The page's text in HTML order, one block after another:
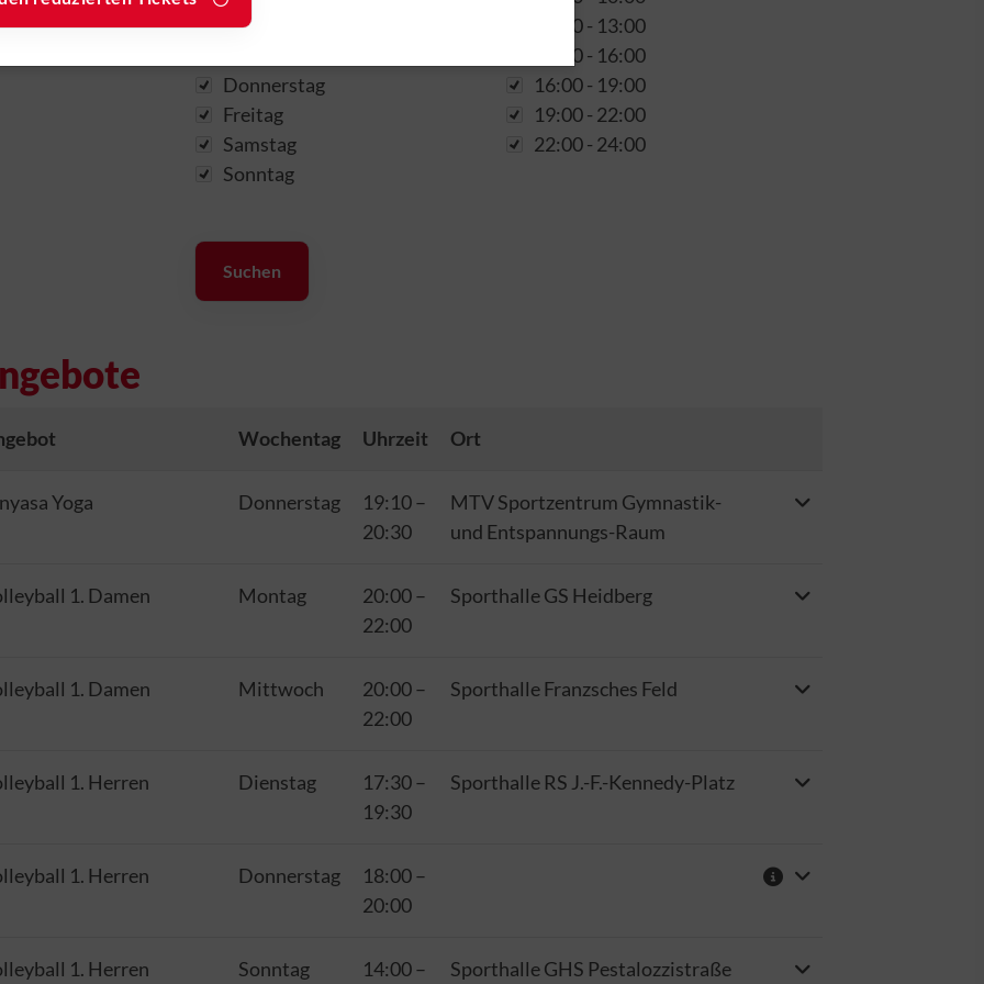
0531-4 92
12 64
iten
Empfang
8.30 - 12
Satzung
Dienstag
Donnerstag
Freitag
Samstag
Sonntag
10:00 - 13:00
13:00 - 16:00
16:00 - 19:00
19:00 - 22:00
22:00 - 24:00
Wochentag Uhrzeit
Ort
Yoga
Donnerstag 19:10–
20:30
MTV Sportzentrum Gymnastik-
und Entspannungs-Raum
1. Damen Montag 20:00–
22:00
Sporthalle GS Heidberg
1. Damen Mittwoch 20:00–
22:00
Sporthalle Franzsches Feld
1. Herren Dienstag 17:30–
19:30
Sporthalle RS J.-F.-Kennedy-Platz
1. Herren Donnerstag 18:00–
20:00
1. Herren Sonntag 14:00–
Sporthalle GHS Pestalozzistraße